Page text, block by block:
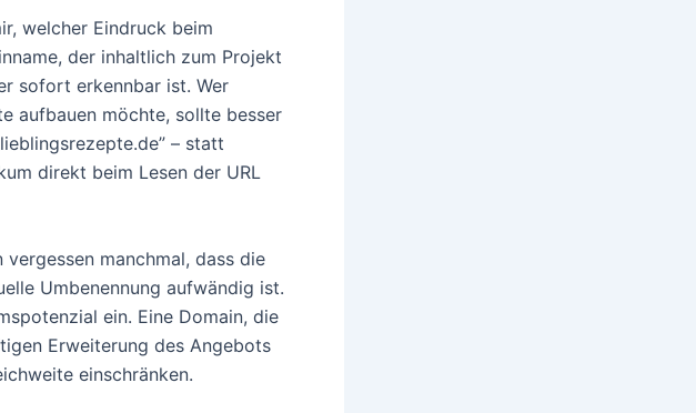
welcher Eindruck beim
der inhaltlich zum Projekt
sofort erkennbar ist. Wer
aufbauen möchte, sollte besser
– statt
direkt beim Lesen der URL
manchmal, dass die
Umbenennung aufwändig ist.
ein. Eine Domain, die
Erweiterung des Angebots
einschränken.